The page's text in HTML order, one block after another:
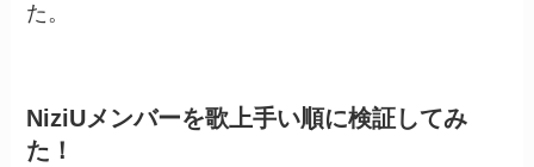
た。
NiziUメンバーを歌上手い順に検証してみ
た！